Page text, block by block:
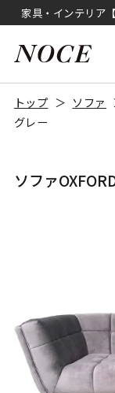
家具・インテリア
トップ ソファ
グレー
ソファ